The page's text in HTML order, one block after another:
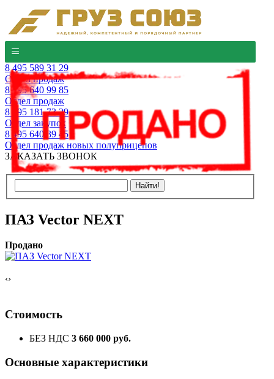
8 495 589 31 29
Отдел продаж
8 495 640 99 85
Отдел продаж
8 495 181 73 29
Отдел закупок
8 495 640 39 45
Отдел продаж новых полуприцепов
ЗАКАЗАТЬ ЗВОНОК
ПАЗ Vector NEXT
Продано
‹›
Стоимость
БЕЗ НДС 3 660 000 руб.
Основные характеристики